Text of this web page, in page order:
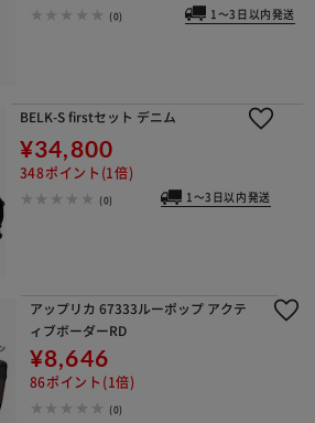
(0) 1～3日以内発送
BELK-S firstセット デニム
¥34,800
348ポイント(1倍)
(0) 1～3日以内発送
アップリカ 67333ルーポップ アクテ
ィブボーダーRD
¥8,646
86ポイント(1倍)
(0)